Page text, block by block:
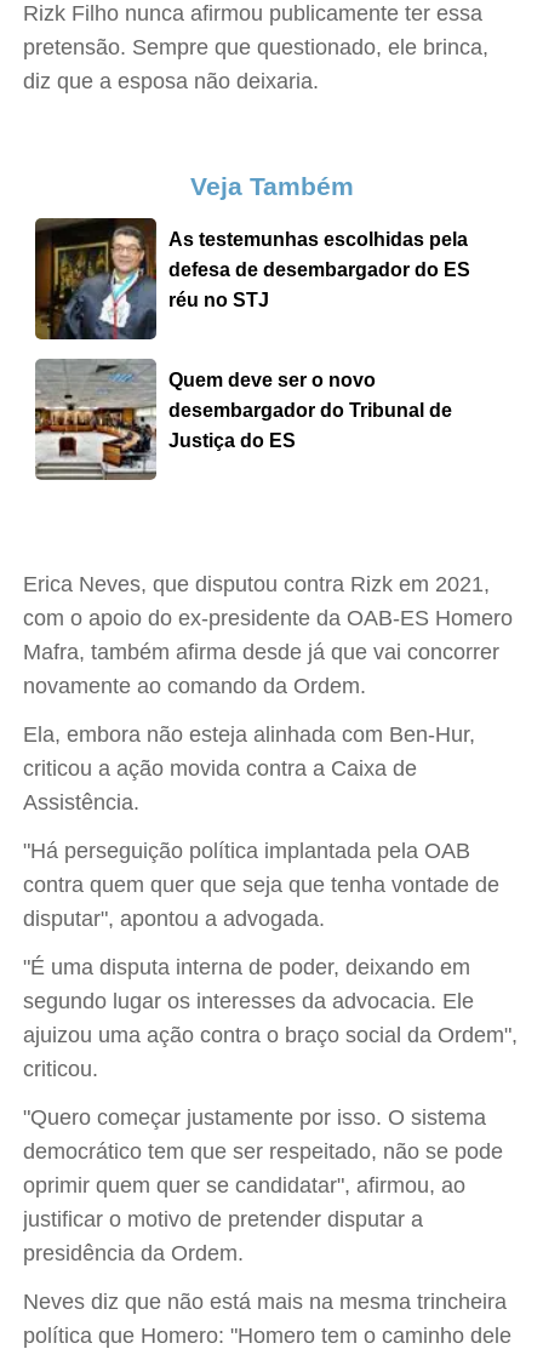
Rizk Filho nunca afirmou publicamente ter essa
pretensão. Sempre que questionado, ele brinca,
diz que a esposa não deixaria.
Veja Também
As testemunhas escolhidas pela
defesa de desembargador do ES
réu no STJ
Quem deve ser o novo
desembargador do Tribunal de
Justiça do ES
Erica Neves, que disputou contra Rizk em 2021,
com o apoio do ex-presidente da OAB-ES Homero
Mafra, também afirma desde já que vai concorrer
novamente ao comando da Ordem.
Ela, embora não esteja alinhada com Ben-Hur,
criticou a ação movida contra a Caixa de
Assistência.
"Há perseguição política implantada pela OAB
contra quem quer que seja que tenha vontade de
disputar", apontou a advogada.
"É uma disputa interna de poder, deixando em
segundo lugar os interesses da advocacia. Ele
ajuizou uma ação contra o braço social da Ordem",
criticou.
"Quero começar justamente por isso. O sistema
democrático tem que ser respeitado, não se pode
oprimir quem quer se candidatar", afirmou, ao
justificar o motivo de pretender disputar a
presidência da Ordem.
Neves diz que não está mais na mesma trincheira
política que Homero: "Homero tem o caminho dele